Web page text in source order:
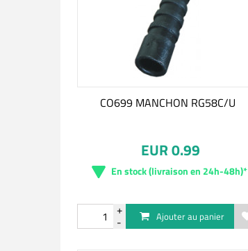
CO699 MANCHON RG58C/U
EUR 0.99
En stock (livraison en 24h-48h)*
Ajouter au panier